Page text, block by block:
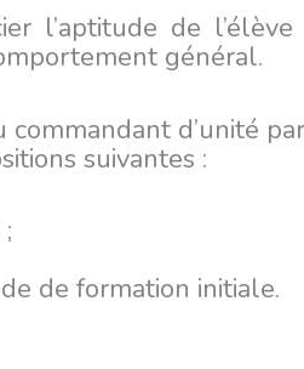
l’aptitude de
général.
d’unité
suivantes :
de formation initiale.